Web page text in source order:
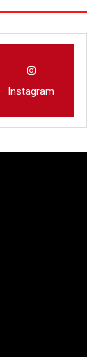
Instagram